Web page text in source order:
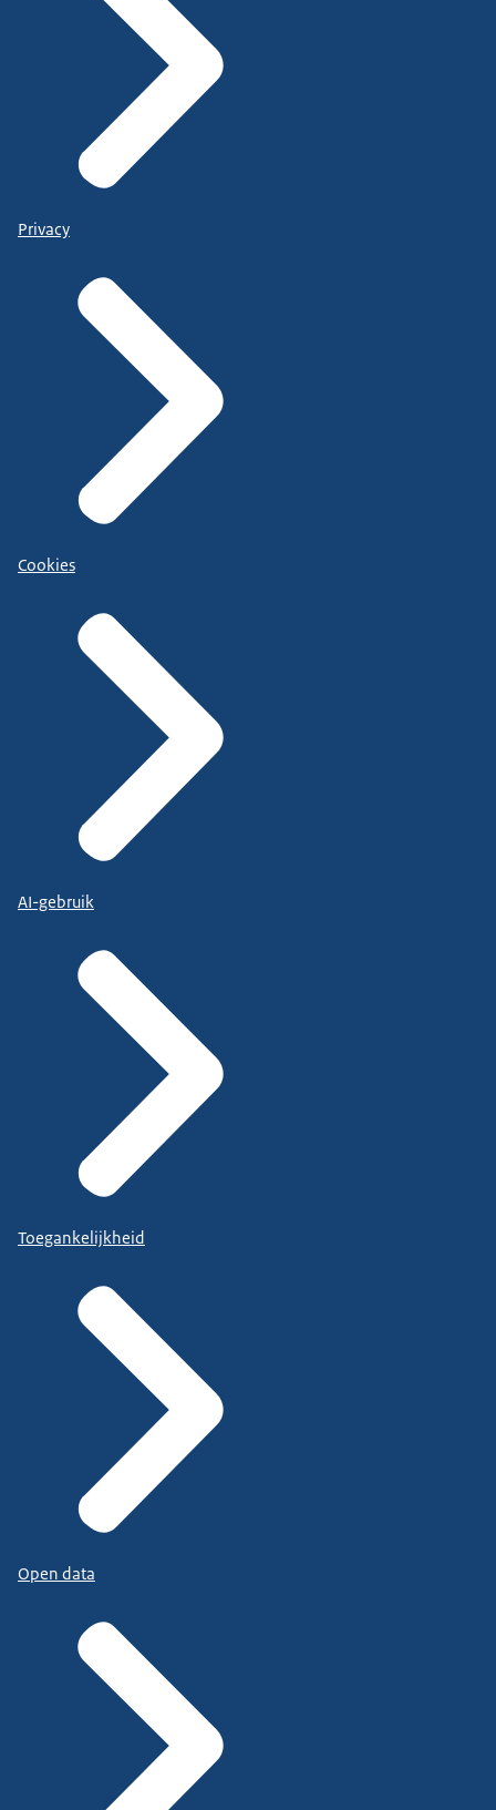
Privacy
Cookies
AI-gebruik
Toegankelijkheid
Open data